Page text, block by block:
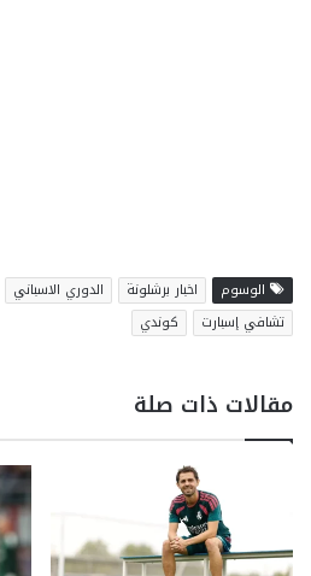
الوسوم اخبار برشلونة الدوري الاسباني
تشافي إسبارت
كوندي
مقالات ذات صلة